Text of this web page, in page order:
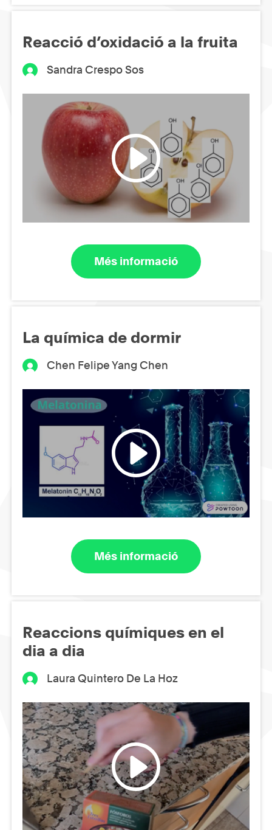
Reacció d’oxidació a la fruita
Sandra Crespo Sos
Més informació
La química de dormir
Chen Felipe Yang Chen
Més informació
Reaccions químiques en el
dia a dia
Laura Quintero De La Hoz